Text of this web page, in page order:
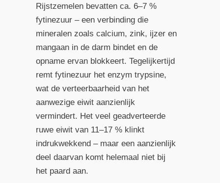
Rijstzemelen bevatten ca. 6–7 %
fytinezuur – een verbinding die
mineralen zoals calcium, zink, ijzer en
mangaan in de darm bindet en de
opname ervan blokkeert. Tegelijkertijd
remt fytinezuur het enzym trypsine,
wat de verteerbaarheid van het
aanwezige eiwit aanzienlijk
vermindert. Het veel geadverteerde
ruwe eiwit van 11–17 % klinkt
indrukwekkend – maar een aanzienlijk
deel daarvan komt helemaal niet bij
het paard aan.